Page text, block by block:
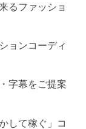
るファッショ
ョンコーディ
字幕をご提案
して稼ぐ」コ